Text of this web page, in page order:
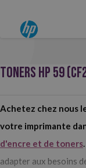
TONERS HP 59
Achetez chez nous
votre imprimante
d'encre et de toners.
adapter aux besoins